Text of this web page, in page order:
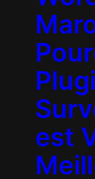
est